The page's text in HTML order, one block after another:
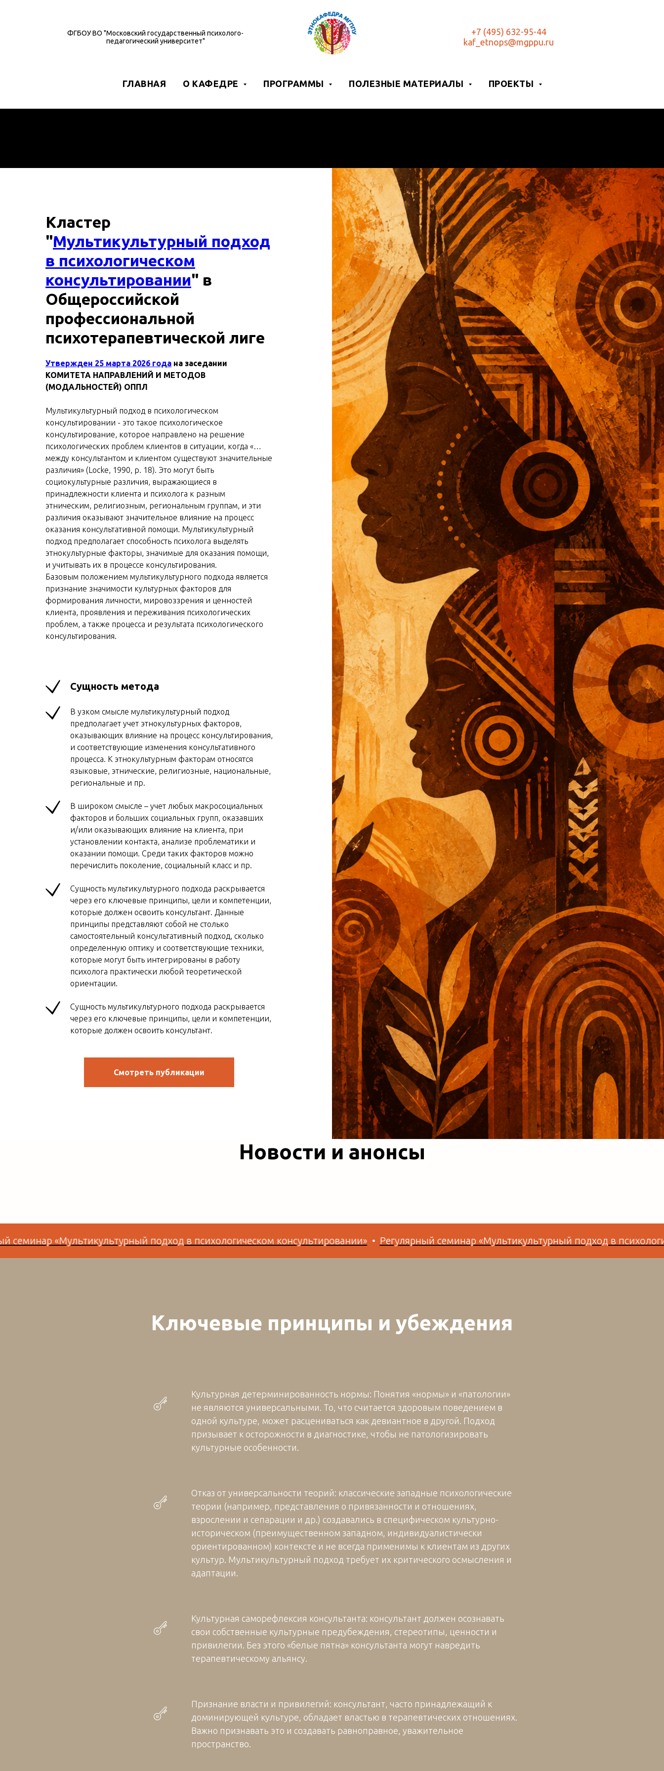
ФГБОУ ВО "Московский государственный психолого-
педагогический университет"
+7 (495) 632-95-44
kaf_etnops@mgppu.ru
ГЛАВНАЯ О КАФЕДРЕ ПРОГРАММЫ ПОЛЕЗНЫЕ МАТЕРИАЛЫ ПРОЕКТЫ
Кластер
"Мультикультурный подход
в психологическом
консультировании" в
Общероссийской
профессиональной
психотерапевтической лиге
Утвержден 25 марта 2026 года на заседании
КОМИТЕТА НАПРАВЛЕНИЙ И МЕТОДОВ
(МОДАЛЬНОСТЕЙ) ОППЛ
Мультикультурный подход в психологическом
консультировании - это такое психологическое
консультирование, которое направлено на решение
психологических проблем клиентов в ситуации, когда «…
между консультантом и клиентом существуют значительные
различия» (Locke, 1990, р. 18). Это могут быть
социокультурные различия, выражающиеся в
принадлежности клиента и психолога к разным
этническим, религиозным, региональным группам, и эти
различия оказывают значительное влияние на процесс
оказания консультативной помощи. Мультикультурный
подход предполагает способность психолога выделять
этнокультурные факторы, значимые для оказания помощи,
и учитывать их в процессе консультирования.
Базовым положением мультикультурного подхода является
признание значимости культурных факторов для
формирования личности, мировоззрения и ценностей
клиента, проявления и переживания психологических
проблем, а также процесса и результата психологического
консультирования.
Сущность метода
В узком смысле мультикультурный подход
предполагает учет этнокультурных факторов,
оказывающих влияние на процесс консультирования,
и соответствующие изменения консультативного
процесса. К этнокультурным факторам относятся
языковые, этнические, религиозные, национальные,
региональные и пр.
В широком смысле – учет любых макросоциальных
факторов и больших социальных групп, оказавших
и/или оказывающих влияние на клиента, при
установлении контакта, анализе проблематики и
оказании помощи. Среди таких факторов можно
перечислить поколение, социальный класс и пр.
Сущность мультикультурного подхода раскрывается
через его ключевые принципы, цели и компетенции,
которые должен освоить консультант. Данные
принципы представляют собой не столько
самостоятельный консультативный подход, сколько
определенную оптику и соответствующие техники,
которые могут быть интегрированы в работу
психолога практически любой теоретической
ориентации.
Сущность мультикультурного подхода раскрывается
через его ключевые принципы, цели и компетенции,
которые должен освоить консультант.
Смотреть публикации
Новости и анонсы
«Мультикультурный подход в психологическом консультировании» Регулярный семинар «Мультикультурный подход в психологическом
Ключевые принципы и убеждения
Культурная детерминированность нормы: Понятия «нормы» и «патологии»
не являются универсальными. То, что считается здоровым поведением в
одной культуре, может расцениваться как девиантное в другой. Подход
призывает к осторожности в диагностике, чтобы не патологизировать
культурные особенности.
Отказ от универсальности теорий: классические западные психологические
теории (например, представления о привязанности и отношениях,
взрослении и сепарации и др.) создавались в специфическом культурно-
историческом (преимущественном западном, индивидуалистически
ориентированном) контексте и не всегда применимы к клиентам из других
культур. Мультикультурный подход требует их критического осмысления и
адаптации.
Культурная саморефлексия консультанта: консультант должен осознавать
свои собственные культурные предубеждения, стереотипы, ценности и
привилегии. Без этого «белые пятна» консультанта могут навредить
терапевтическому альянсу.
Признание власти и привилегий: консультант, часто принадлежащий к
доминирующей культуре, обладает властью в терапевтических отношениях.
Важно признавать это и создавать равноправное, уважительное
пространство.